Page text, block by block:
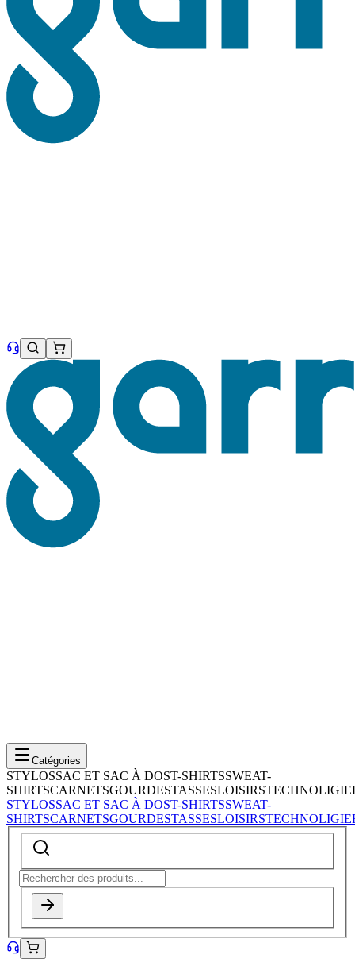
Catégories
STYLOSSAC ET SAC À DOST-SHIRTSSWEAT-
SHIRTSCARNETSGOURDESTASSESLOISIRSTECHNOLIGIE
STYLOSSAC ET SAC À DOST-SHIRTSSWEAT-
SHIRTSCARNETSGOURDESTASSESLOISIRSTECHNOLIGIE